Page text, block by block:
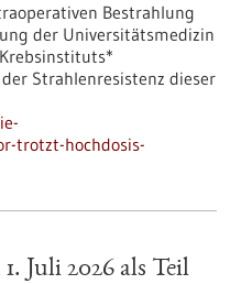
Bestrahlung
der Universitätsmedizin
Strahlenresistenz dieser
trotzt-hochdosis-
Juli 2026 als Teil